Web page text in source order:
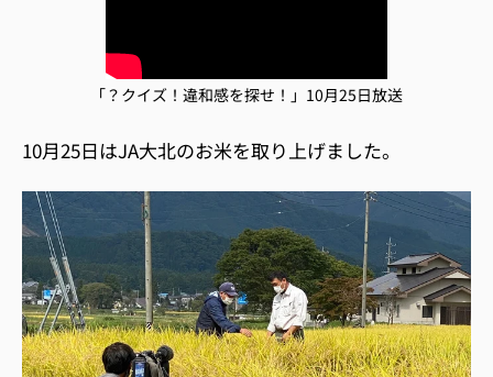
「？クイズ！違和感を探せ！」10月25日放送
10月25日はJA大北のお米を取り上げました。